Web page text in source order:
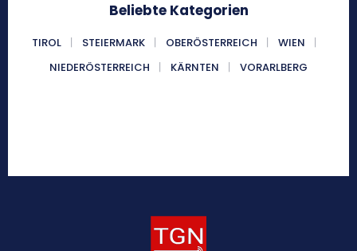
Beliebte Kategorien
TIROL STEIERMARK OBERÖSTERREICH
WIEN
NIEDERÖSTERREICH
KÄRNTEN VORARLBERG